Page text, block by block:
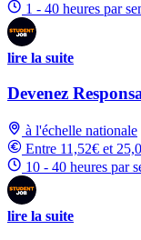
1 - 40 heures par
lire la suite
Devenez
à l'échelle nationale
Entre 11,52€ et
10 - 40 heures par
lire la suite